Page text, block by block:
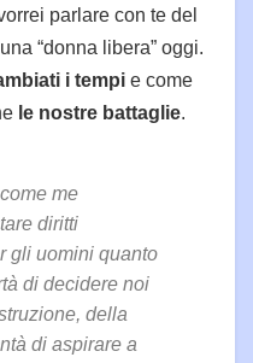
parlare con te del
“donna libera” oggi.
i tempi e come
le nostre battaglie.
me
diritti
gli uomini quanto
di decidere noi
della
di aspirare a